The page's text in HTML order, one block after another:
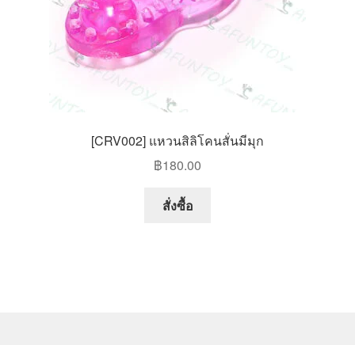
[CRV002] แหวนสิลิโคนสั่นมีมุก
฿180.00
สั่งซื้อ